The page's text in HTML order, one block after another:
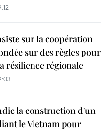
sur la coopération
sur des règles pour
résilience régionale
la construction d’un
le Vietnam pour